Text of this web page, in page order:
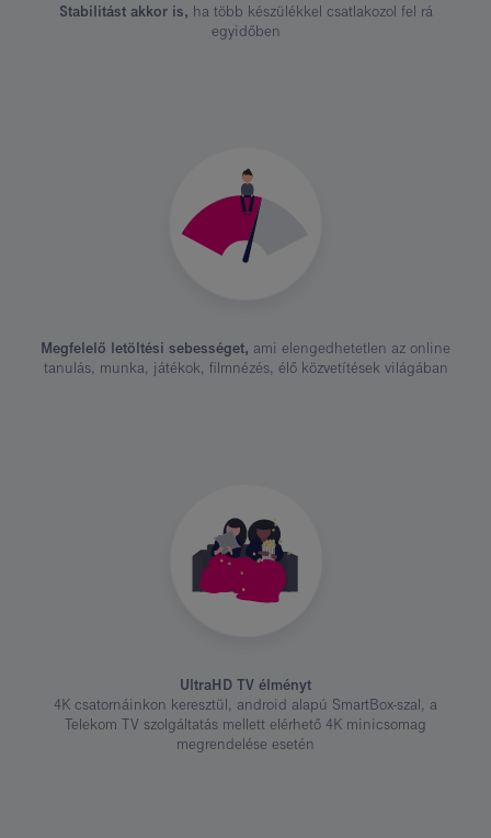
Stabilitást akkor is, ha több készülékkel csatlakozol fel rá
egyidőben
Megfelelő letöltési sebességet, ami elengedhetetlen az online
tanulás, munka, játékok, filmnézés, élő közvetítések világában
UltraHD TV élményt
4K csatornáinkon keresztül, android alapú SmartBox-szal, a
Telekom TV szolgáltatás mellett elérhető 4K minicsomag
megrendelése esetén